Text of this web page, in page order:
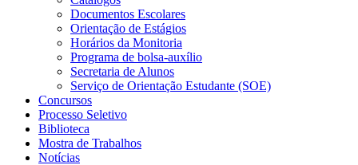
Documentos Escolares
Orientação de Estágios
Horários da Monitoria
Programa de bolsa-auxílio
Secretaria de Alunos
Serviço de Orientação Estudante (SOE)
Concursos
Processo Seletivo
Biblioteca
Mostra de Trabalhos
Notícias